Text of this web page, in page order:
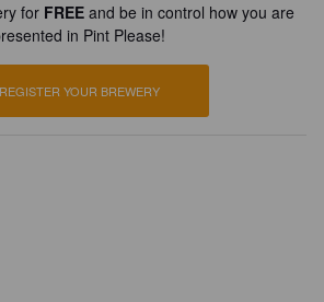
for FREE and be in control how you are
in Pint Please!
REGISTER YOUR BREWERY